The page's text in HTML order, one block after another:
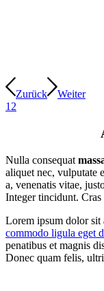
Zurück
Weiter
12
Nulla consequat
aliquet nec, vulputate
a, venenatis vitae,
Integer tincidunt. Cras
Lorem ipsum dolor sit
commodo ligula eget
penatibus et magnis
Donec quam felis,